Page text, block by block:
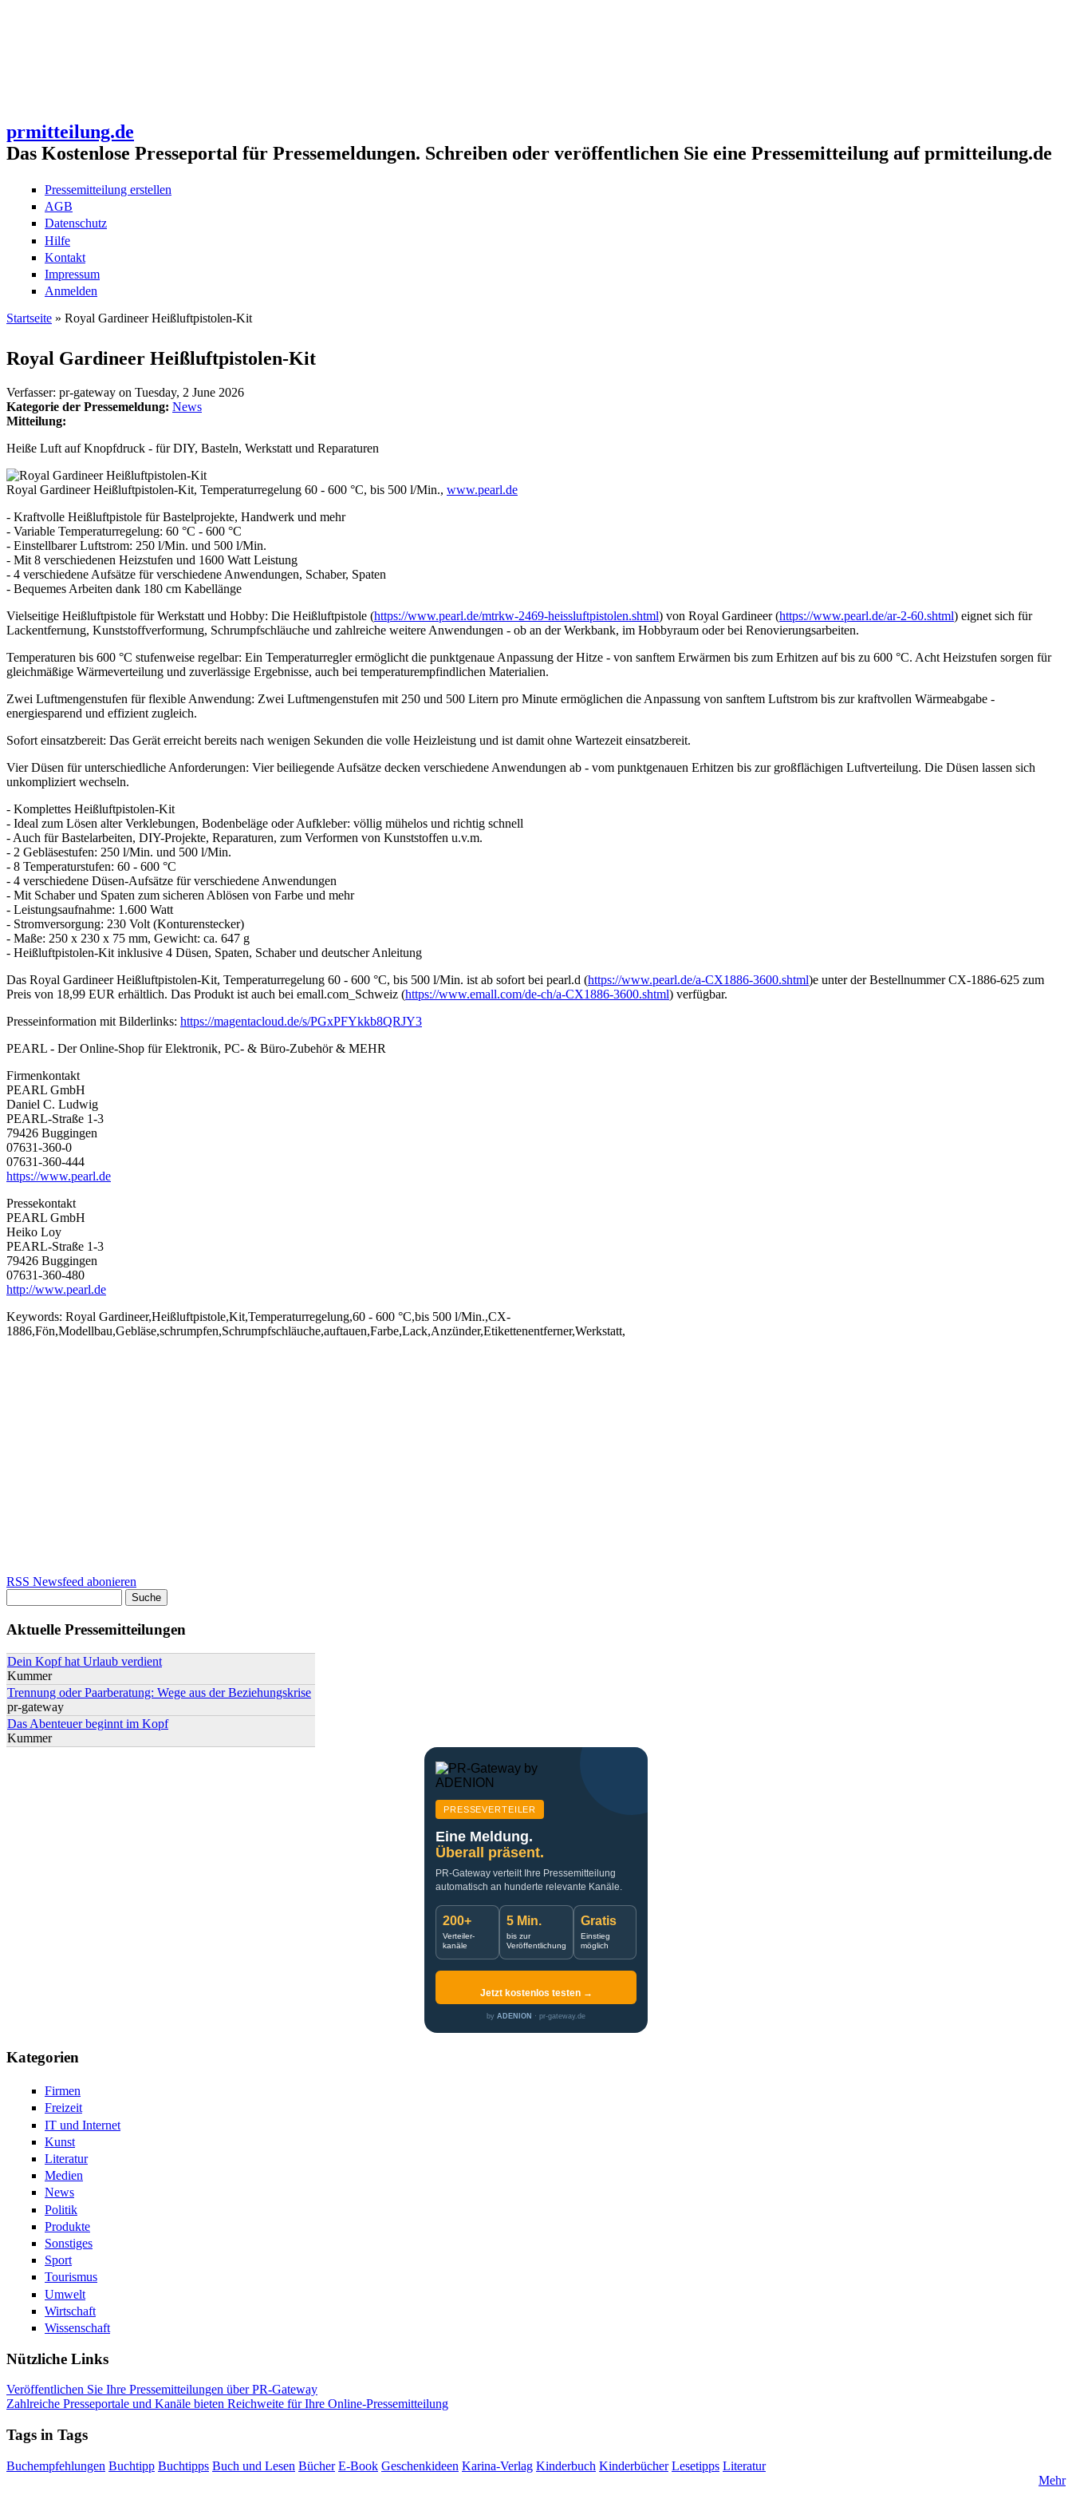
prmitteilung.de
Das Kostenlose Presseportal für Pressemeldungen. Schreiben oder veröffentlichen Sie eine Pressemitteilung auf prmitteilung.de
Pressemitteilung erstellen
AGB
Datenschutz
Hilfe
Kontakt
Impressum
Anmelden
Startseite » Royal Gardineer Heißluftpistolen-Kit
Royal Gardineer Heißluftpistolen-Kit
Verfasser: pr-gateway on Tuesday, 2 June 2026
Kategorie der Pressemeldung: News
Mitteilung:
Heiße Luft auf Knopfdruck - für DIY, Basteln, Werkstatt und Reparaturen
Royal Gardineer Heißluftpistolen-Kit, Temperaturregelung 60 - 600 °C, bis 500 l/Min., www.pearl.de
- Kraftvolle Heißluftpistole für Bastelprojekte, Handwerk und mehr
- Variable Temperaturregelung: 60 °C - 600 °C
- Einstellbarer Luftstrom: 250 l/Min. und 500 l/Min.
- Mit 8 verschiedenen Heizstufen und 1600 Watt Leistung
- 4 verschiedene Aufsätze für verschiedene Anwendungen, Schaber, Spaten
- Bequemes Arbeiten dank 180 cm Kabellänge
Vielseitige Heißluftpistole für Werkstatt und Hobby: Die Heißluftpistole (https://www.pearl.de/mtrkw-2469-heissluftpistolen.shtml) von Royal Gardineer (https://www.pearl.de/ar-2-60.shtml) eignet sich für
Lackentfernung, Kunststoffverformung, Schrumpfschläuche und zahlreiche weitere Anwendungen - ob an der Werkbank, im Hobbyraum oder bei Renovierungsarbeiten.
Temperaturen bis 600 °C stufenweise regelbar: Ein Temperaturregler ermöglicht die punktgenaue Anpassung der Hitze - von sanftem Erwärmen bis zum Erhitzen auf bis zu 600 °C. Acht Heizstufen sorgen für
gleichmäßige Wärmeverteilung und zuverlässige Ergebnisse, auch bei temperaturempfindlichen Materialien.
Zwei Luftmengenstufen für flexible Anwendung: Zwei Luftmengenstufen mit 250 und 500 Litern pro Minute ermöglichen die Anpassung von sanftem Luftstrom bis zur kraftvollen Wärmeabgabe -
energiesparend und effizient zugleich.
Sofort einsatzbereit: Das Gerät erreicht bereits nach wenigen Sekunden die volle Heizleistung und ist damit ohne Wartezeit einsatzbereit.
Vier Düsen für unterschiedliche Anforderungen: Vier beiliegende Aufsätze decken verschiedene Anwendungen ab - vom punktgenauen Erhitzen bis zur großflächigen Luftverteilung. Die Düsen lassen sich
unkompliziert wechseln.
- Komplettes Heißluftpistolen-Kit
- Ideal zum Lösen alter Verklebungen, Bodenbeläge oder Aufkleber: völlig mühelos und richtig schnell
- Auch für Bastelarbeiten, DIY-Projekte, Reparaturen, zum Verformen von Kunststoffen u.v.m.
- 2 Gebläsestufen: 250 l/Min. und 500 l/Min.
- 8 Temperaturstufen: 60 - 600 °C
- 4 verschiedene Düsen-Aufsätze für verschiedene Anwendungen
- Mit Schaber und Spaten zum sicheren Ablösen von Farbe und mehr
- Leistungsaufnahme: 1.600 Watt
- Stromversorgung: 230 Volt (Konturenstecker)
- Maße: 250 x 230 x 75 mm, Gewicht: ca. 647 g
- Heißluftpistolen-Kit inklusive 4 Düsen, Spaten, Schaber und deutscher Anleitung
Das Royal Gardineer Heißluftpistolen-Kit, Temperaturregelung 60 - 600 °C, bis 500 l/Min. ist ab sofort bei pearl.d (https://www.pearl.de/a-CX1886-3600.shtml)e unter der Bestellnummer CX-1886-625 zum
Preis von 18,99 EUR erhältlich. Das Produkt ist auch bei emall.com_Schweiz (https://www.emall.com/de-ch/a-CX1886-3600.shtml) verfügbar.
Presseinformation mit Bilderlinks: https://magentacloud.de/s/PGxPFYkkb8QRJY3
PEARL - Der Online-Shop für Elektronik, PC- & Büro-Zubehör & MEHR
Firmenkontakt
PEARL GmbH
Daniel C. Ludwig
PEARL-Straße 1-3
79426 Buggingen
07631-360-0
07631-360-444
https://www.pearl.de
Pressekontakt
PEARL GmbH
Heiko Loy
PEARL-Straße 1-3
79426 Buggingen
07631-360-480
http://www.pearl.de
Keywords: Royal Gardineer,Heißluftpistole,Kit,Temperaturregelung,60 - 600 °C,bis 500 l/Min.,CX-
1886,Fön,Modellbau,Gebläse,schrumpfen,Schrumpfschläuche,auftauen,Farbe,Lack,Anzünder,Etikettenentferner,Werkstatt,
RSS Newsfeed abonieren
Aktuelle Pressemitteilungen
Dein Kopf hat Urlaub verdient
Kummer
Trennung oder Paarberatung: Wege aus der Beziehungskrise
pr-gateway
Das Abenteuer beginnt im Kopf
Kummer
PRESSEVERTEILER
Eine Meldung.
Überall präsent.
PR-Gateway verteilt Ihre Pressemitteilung
automatisch an hunderte relevante Kanäle.
200+
Verteiler-
kanäle
5 Min.
bis zur
Veröffentlichung
Gratis
Einstieg
möglich
Jetzt kostenlos testen →
by ADENION · pr-gateway.de
Kategorien
Firmen
Freizeit
IT und Internet
Kunst
Literatur
Medien
News
Politik
Produkte
Sonstiges
Sport
Tourismus
Umwelt
Wirtschaft
Wissenschaft
Nützliche Links
Veröffentlichen Sie Ihre Pressemitteilungen über PR-Gateway
Zahlreiche Presseportale und Kanäle bieten Reichweite für Ihre Online-Pressemitteilung
Tags in Tags
Buchempfehlungen Buchtipp Buchtipps Buch und Lesen Bücher E-Book Geschenkideen Karina-Verlag Kinderbuch Kinderbücher Lesetipps Literatur
Mehr